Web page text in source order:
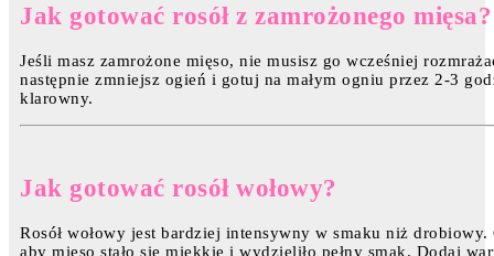
Jak gotować rosół z zamrożonego mięsa?
Jeśli masz zamrożone mięso, nie musisz go wcześniej
następnie zmniejsz ogień i gotuj na małym ogniu przez 2-3
klarowny.
Jak gotować rosół wołowy?
Rosół wołowy jest bardziej intensywny w smaku niż
aby mięso stało się miękkie i wydzieliło pełny smak. Dodaj